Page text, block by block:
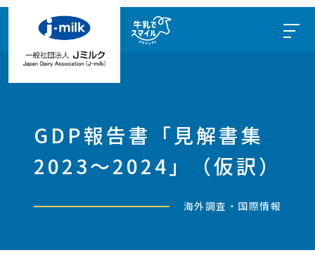
GDP報告書「見解書集
2023～2024」（仮訳）
海外調査・国際情報